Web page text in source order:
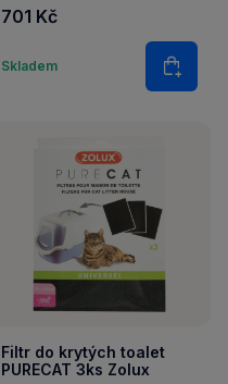
701 Kč
Skladem
Množství
Do
Filtr do krytých toalet
PURECAT 3ks Zolux